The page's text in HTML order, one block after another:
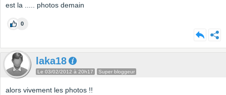
est la ..... photos demain
0
laka18
Le 03/02/2012 à 20h17 Super bloggeur
alors vivement les photos !!